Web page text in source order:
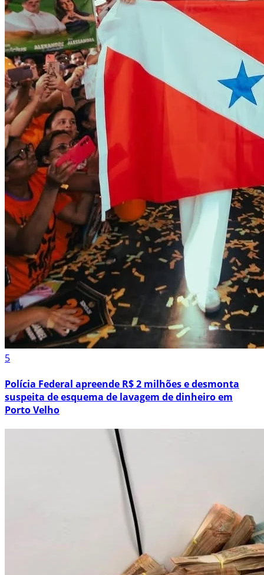
5
Polícia Federal apreende R$ 2 milhões e desmonta
suspeita de esquema de lavagem de dinheiro em
Porto Velho